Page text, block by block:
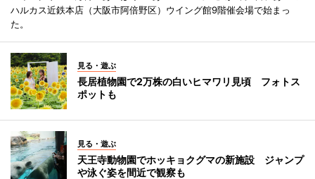
ハルカス近鉄本店（大阪市阿倍野区）ウイング館9階催会場で始まっ
た。
見る・遊ぶ
長居植物園で2万株の白いヒマワリ見頃 フォトス
ポットも
見る・遊ぶ
天王寺動物園でホッキョクグマの新施設 ジャンプ
や泳ぐ姿を間近で観察も